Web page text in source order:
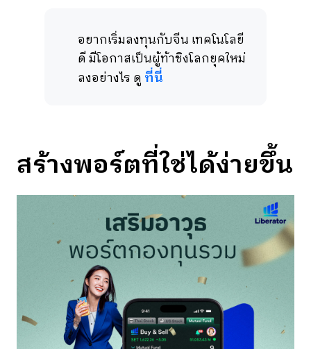
อยากเริ่มลงทุนกับจีน เทคโนโลยี
ดี มีโอกาสเป็นผู้ท้าชิงโลกยุคใหม่
ลงอย่างไร ดู ที่นี่
สร้างพอร์ตที่ใช่ได้ง่ายขึ้น